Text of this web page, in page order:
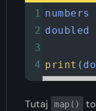
1
numbers
2 doubled
3
4 print (
Tutaj map()